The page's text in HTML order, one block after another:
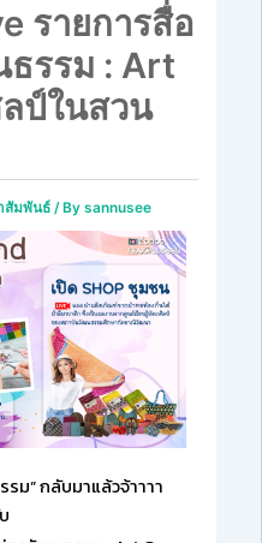
รายการสื่อ
รรม : Art
ป์ในสวน
สัมพันธ์/ By sannusee
ม” กลับมาแล้วจ้าาาา